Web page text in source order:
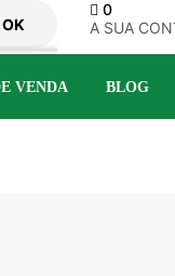
OK
0
A SUA
VENDA BLOG